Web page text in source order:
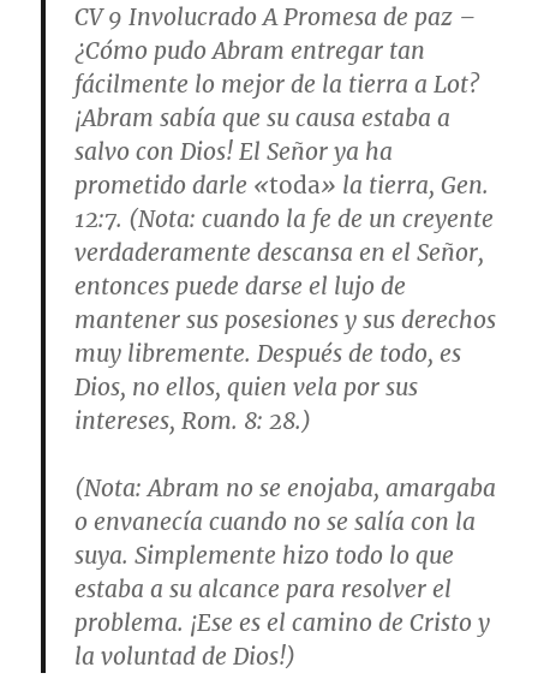
CV 9 Involucrado A Promesa de paz –
¿Cómo pudo Abram entregar tan
fácilmente lo mejor de la tierra a Lot?
¡Abram sabía que su causa estaba a
salvo con Dios! El Señor ya ha
prometido darle «toda» la tierra,Gen.
12:7. (Nota: cuando la fe de un creyente
verdaderamente descansa en el Señor,
entonces puede darse el lujo de
mantener sus posesiones y sus derechos
muy libremente. Después de todo, es
Dios, no ellos, quien vela por sus
intereses, Rom. 8: 28.)
(Nota: Abram no se enojaba, amargaba
o envanecía cuando no se salía con la
suya. Simplemente hizo todo lo que
estaba a su alcance para resolver el
problema. ¡Ese es el camino de Cristo y
la voluntad de Dios!)